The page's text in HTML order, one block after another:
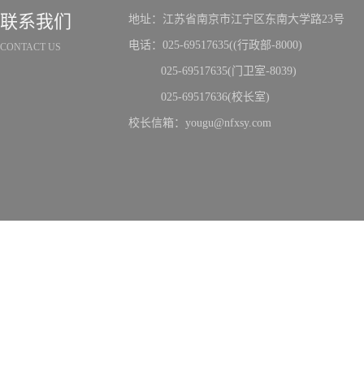
联系我们
CONTACT US
地址：江苏省南京市江宁区东南大学路23号
电话：025-69517635((行政部-8000)
025-69517635(门卫室-8039)
025-69517636(校长室)
校长信箱：yougu@nfxsy.com